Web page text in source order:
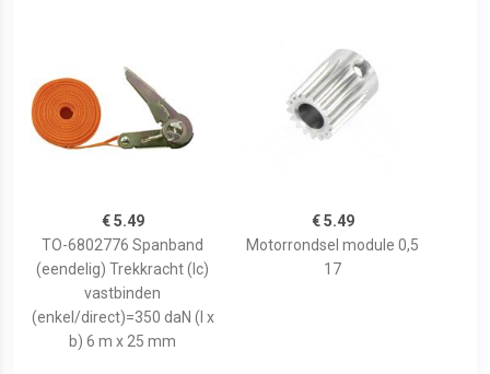
€ 5.49
TO-6802776 Spanband
(eendelig) Trekkracht (lc)
vastbinden
(enkel/direct)=350 daN (l x
b) 6 m x 25 mm
€ 5.49
Motorrondsel module 0,5
17